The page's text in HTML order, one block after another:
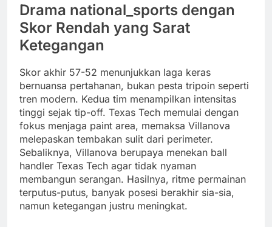
Drama national_sports dengan
Skor Rendah yang Sarat
Ketegangan
Skor akhir 57-52 menunjukkan laga keras
bernuansa pertahanan, bukan pesta tripoin seperti
tren modern. Kedua tim menampilkan intensitas
tinggi sejak tip-off. Texas Tech memulai dengan
fokus menjaga paint area, memaksa Villanova
melepaskan tembakan sulit dari perimeter.
Sebaliknya, Villanova berupaya menekan ball
handler Texas Tech agar tidak nyaman
membangun serangan. Hasilnya, ritme permainan
terputus-putus, banyak posesi berakhir sia-sia,
namun ketegangan justru meningkat.